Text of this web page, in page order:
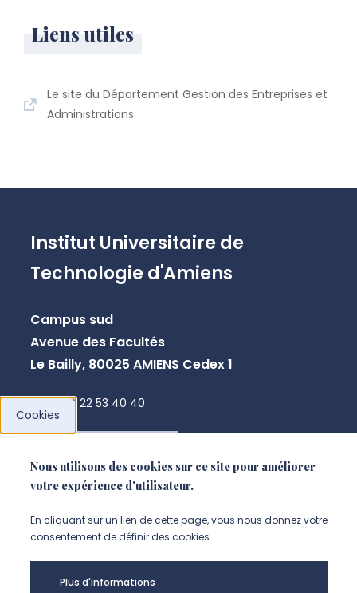
Liens utiles
Le site du Département Gestion des Entreprises et
Administrations
Institut Universitaire de
Technologie d'Amiens
Campus sud
Avenue des Facultés
Le Bailly, 80025 AMIENS Cedex 1
+33 3 22 53 40 40
Cookies
Nous utilisons des cookies sur ce site pour améliorer
votre expérience d'utilisateur.
En cliquant sur un lien de cette page, vous nous donnez votre
consentement de définir des cookies.
Plus d'informations